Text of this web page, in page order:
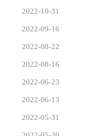
2022-10-31
2022-09-16
2022-08-22
2022-08-16
2022-06-23
2022-06-13
2022-05-31